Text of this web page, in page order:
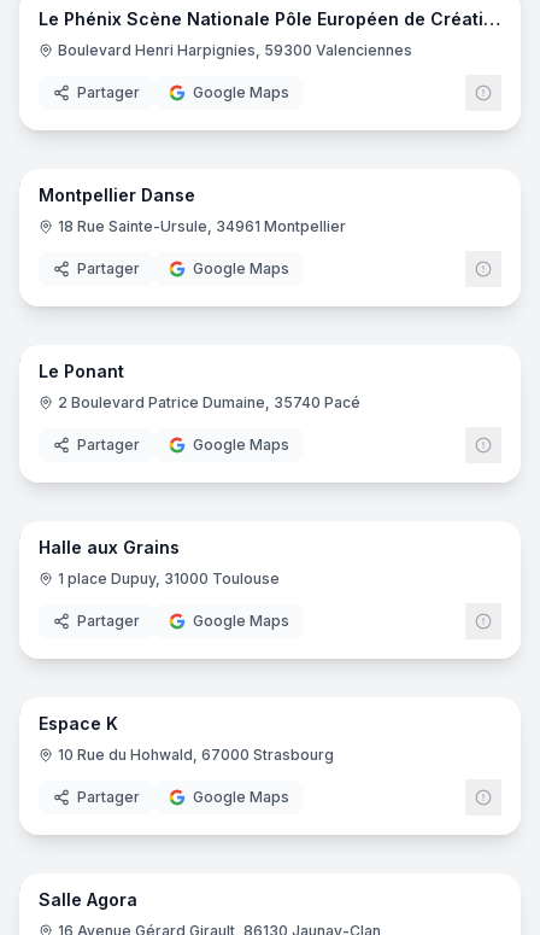
Le Phénix Scène Nationale Pôle Européen de Création
Boulevard Henri Harpignies, 59300 Valenciennes
Partager Google Maps
17
Montpellier Danse
18 Rue Sainte-Ursule, 34961 Montpellier
Partager Google Maps
21
Le Ponant
2 Boulevard Patrice Dumaine, 35740 Pacé
Partager Google Maps
6
Halle aux Grains
1 place Dupuy, 31000 Toulouse
Partager Google Maps
10
Espace K
10 Rue du Hohwald, 67000 Strasbourg
Partager Google Maps
12
Salle Agora
16 Avenue Gérard Girault, 86130 Jaunay-Clan